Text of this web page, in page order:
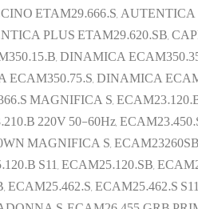
ETAM29.666.S,
PLUS ETAM29.620.SB,
DINAMICA
DINAMICA
MAGNIFICA S,
220V 50-60Hz,
MAGNIFICA S,
S11, ECAM25.120.SB,
ECAM25.462.S